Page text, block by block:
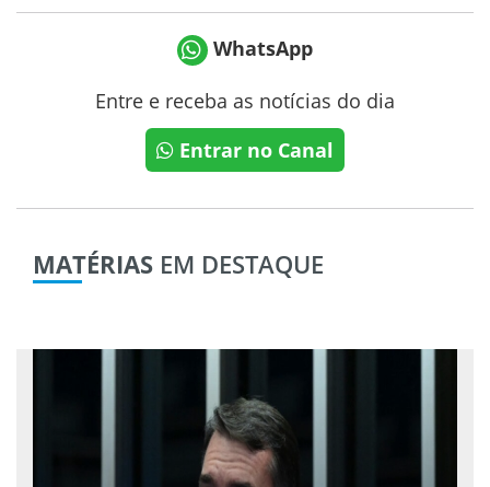
WhatsApp
Entre e receba as notícias do dia
Entrar no Canal
MATÉRIAS EM DESTAQUE